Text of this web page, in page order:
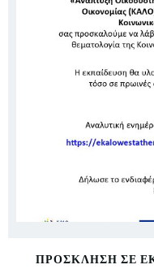
ΠΡΌΣΚΛΗΣΗ ΣΕ